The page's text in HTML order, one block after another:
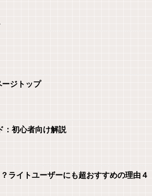
ージトップ
：初心者向け解説
ライトユーザーにも超おすすめの理由４